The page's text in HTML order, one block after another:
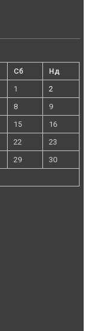
Сб
Нд
1
2
8
9
15
16
22
23
29
30